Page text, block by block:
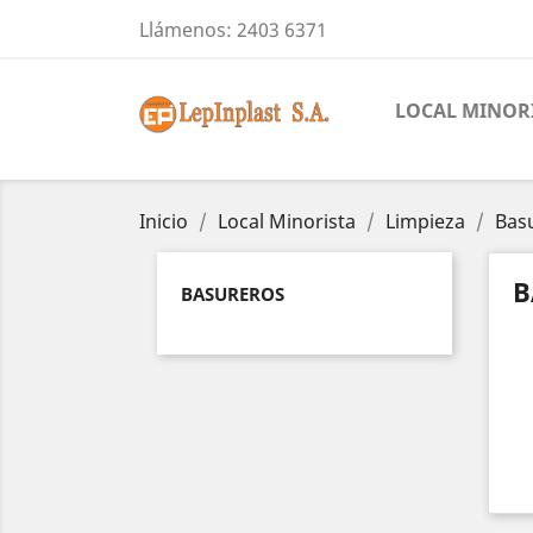
Llámenos: 2403 6371
LOCAL
Inicio Local Minorista Limpieza
BASUREROS